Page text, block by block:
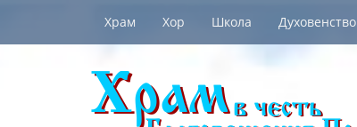
Храм Хор Школа Духовенство